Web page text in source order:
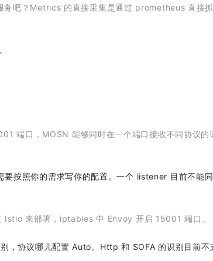
务吧？Metrics 的直接采集是通过 prometheus 直接
端口，MOSN 能够同时在一个端口接收不同协议的
按照你的需求写你的配置。一个 listener 目前不能
来部署，iptables 中 Envoy 开启 15001 端口。
协议哪儿配置 Auto。Http 和 SOFA 的识别目前不